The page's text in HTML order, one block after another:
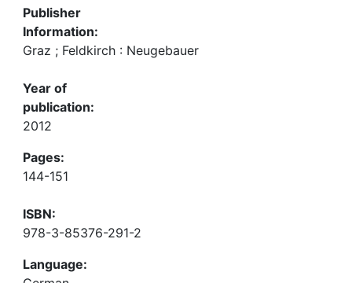
Publisher
Information:
Graz ; Feldkirch : Neugebauer
Year of
publication:
2012
Pages:
144-151
ISBN:
978-3-85376-291-2
Language: